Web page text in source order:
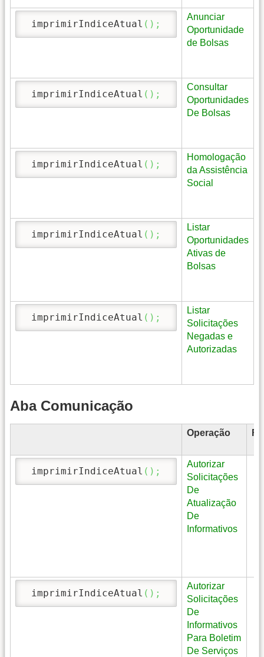
imprimirIndiceAtual ( ) ;
Anunciar
Oportunidade
de Bolsas
imprimirIndiceAtual ( ) ;
Consultar
Oportunidades
De Bolsas
imprimirIndiceAtual ( ) ;
Homologação
da Assistência
Social
imprimirIndiceAtual ( ) ;
Listar
Oportunidades
Ativas de
Bolsas
imprimirIndiceAtual ( ) ;
Listar
Solicitações
Negadas e
Autorizadas
Aba Comunicação
Operação
imprimirIndiceAtual ( ) ;
Autorizar
Solicitações
De
Atualização
De
Informativos
imprimirIndiceAtual ( ) ;
Autorizar
Solicitações
De
Informativos
Para Boletim
De Serviços